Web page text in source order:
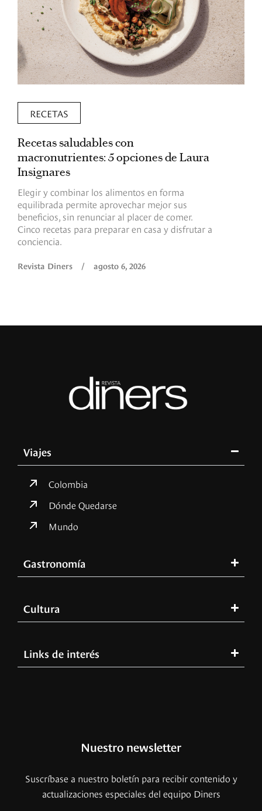
RECETAS
Recetas saludables con
macronutrientes: 5 opciones de Laura
Insignares
Elegir y combinar los alimentos en forma
equilibrada permite aprovechar mejor sus
beneficios, sin renunciar al placer de comer.
Cinco recetas para preparar en casa y disfrutar a
conciencia.
Revista Diners / agosto 6, 2026
Viajes
Colombia
Dónde Quedarse
Mundo
Gastronomía
Cultura
Links de interés
Nuestro newsletter
Suscríbase a nuestro boletín para recibir contenido y
actualizaciones especiales del equipo Diners